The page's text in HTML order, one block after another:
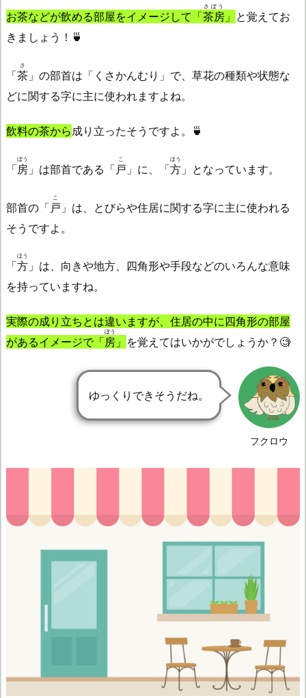
お茶などが飲める部屋をイメージして「茶房
さぼう
」 と覚えてお
きましょう！🍵
「茶
さ
」の部首は「くさかんむり」で、草花の種類や状態な
どに関する字に主に使われますよね。
飲料の茶から 成り立ったそうですよ。🍵
「房
ぼう
」は部首である「 戸
こ
」に、「方
ほう
」となっています。
部首の「 戸
こ
」は、とびらや住居に関する字に主に使われる
そうですよ。
「方
ほう
」は、向きや地方、四角形や手段などのいろんな意味
を持っていますね。
実際の成り立ちとは違いますが、住居の中に四角形の部屋
があるイメージで「房
ぼう
」 を覚えてはいかがでしょうか？🧐
フクロウ
ゆっくりできそうだね。